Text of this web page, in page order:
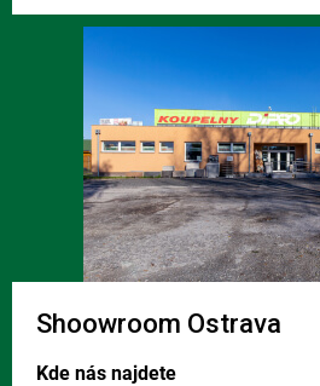
Shoowroom Ostrava
Kde nás najdete